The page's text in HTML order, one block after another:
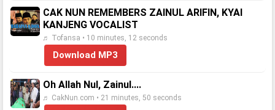
CAK NUN REMEMBERS ZAINUL ARIFIN, KYAI
KANJENG VOCALIST
♬ Tofansa • 10 minutes, 12 seconds
Download MP3
Oh Allah Nul, Zainul....
♬ CakNun.com • 21 minutes, 50 seconds